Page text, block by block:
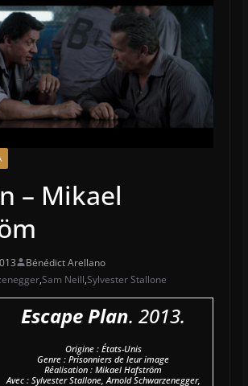
– Mikael
Bénédict Arellano
,Sam Neill,Sylvester Stallone
Escape Plan. 2013.
Origine : États-Unis
Genre : Prisonniers de leur image
Réalisation : Mikael Hafström
Avec : Sylvester Stallone, Arnold Schwarzenegger,